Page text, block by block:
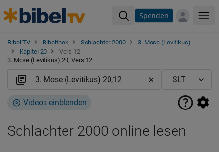
Spenden
Bibel TV Bibelthek Schlachter 2000
3. Mose (Levitikus)
Kapitel 20
Vers 12
3. Mose (Levitikus) 20, Vers 12
Videos einblenden
Schlachter 2000 online lesen